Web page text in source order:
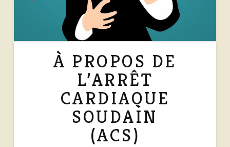
À PROPOS DE
L’ARRÊT
CARDIAQUE
SOUDAIN
(ACS)